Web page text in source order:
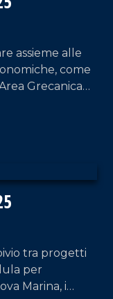
assieme alle
come
Grecanica
tra progetti
per
Marina, i